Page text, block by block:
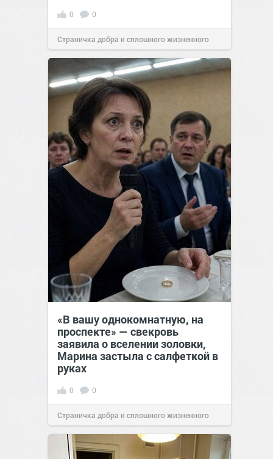
0 0
Страничка добра и сплошного жизненного
позитива!07:41Сегодня
«В вашу однокомнатную, на
проспекте» — свекровь
заявила о вселении золовки,
Марина застыла с салфеткой в
руках
0 0
Страничка добра и сплошного жизненного
позитива!22:38Вчера